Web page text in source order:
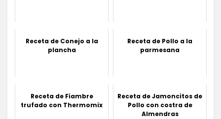
Receta de Conejo a la
plancha
Receta de Pollo a la
parmesana
Receta de Fiambre
trufado con Thermomix
Receta de Jamoncitos de
Pollo con costra de
Almendras